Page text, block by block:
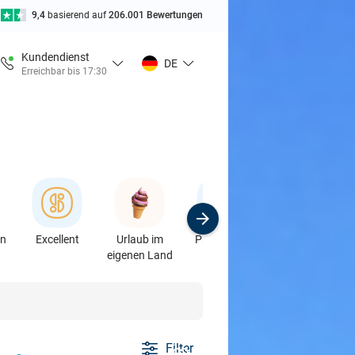
9,4 basierend auf206.001 Bewertungen
Kundendienst
Erreichbar bis 17:30
DE
Excellent
Urlaub im
eigenen Land
Produkte &
Filter